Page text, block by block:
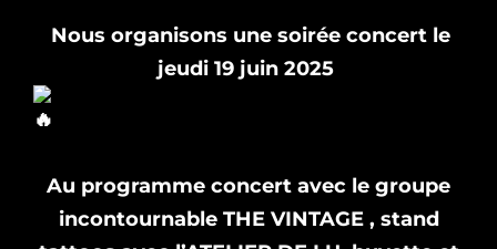
Nous organisons une soirée concert le
jeudi 19 juin 2025
Au programme concert avec le groupe
incontournable THE VINTAGE , stand